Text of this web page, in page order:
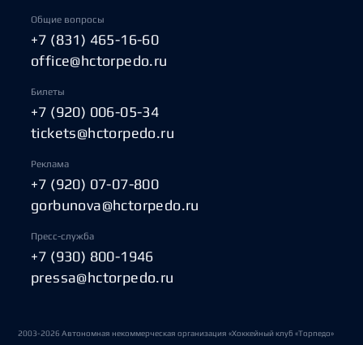
Общие вопросы
+7 (831) 465-16-60
office@hctorpedo.ru
Билеты
+7 (920) 006-05-34
tickets@hctorpedo.ru
Реклама
+7 (920) 07-07-800
gorbunova@hctorpedo.ru
Пресс-служба
+7 (930) 800-1946
pressa@hctorpedo.ru
2003-2026 Автономная некоммерческая организация «Хоккейный клуб «Торпедо»